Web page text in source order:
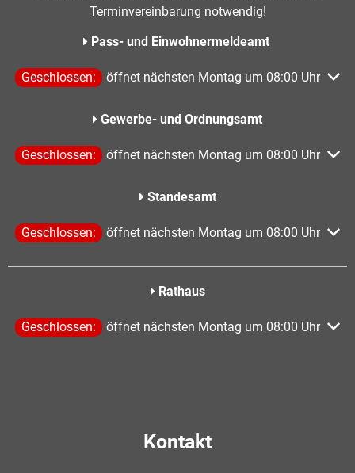
Terminvereinbarung notwendig!
Pass- und Einwohnermeldeamt
Klicken, um weitere Öffnungs- oder Schließzeiten
Geschlossen: öffnet nächsten Montag um 08:00 Uhr
Gewerbe- und Ordnungsamt
Klicken, um weitere Öffnungs- oder Schließzeiten
Geschlossen: öffnet nächsten Montag um 08:00 Uhr
Standesamt
Klicken, um weitere Öffnungs- oder Schließzeiten
Geschlossen: öffnet nächsten Montag um 08:00 Uhr
Rathaus
Klicken, um weitere Öffnungs- oder Schließzeiten
Geschlossen: öffnet nächsten Montag um 08:00 Uhr
Kontakt